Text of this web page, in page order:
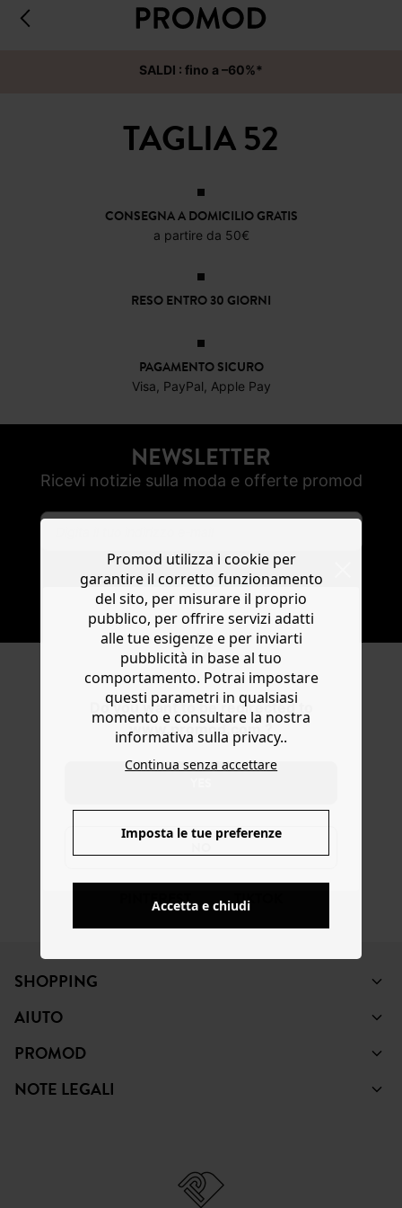
Do you want to be redirected to
www.promod.com ?
SALDI : fino a –60%*
TAGLIA 52
CONSEGNA A DOMICILIO GRATIS
a partire da 50€
RESO ENTRO 30 GIORNI
PAGAMENTO SICURO
Visa, PayPal, Apple Pay
NEWSLETTER
Ricevi notizie sulla moda e offerte promod
SOTTOSCRIVI
SEGUICI
FACEBOOK INSTAGRAM YOUTUBE
PINTEREST TIKTOK
SHOPPING
AIUTO
PROMOD
NOTE LEGALI
Promod utilizza i cookie per
garantire il corretto funzionamento
del sito, per misurare il proprio
pubblico, per offrire servizi adatti
alle tue esigenze e per inviarti
pubblicità in base al tuo
comportamento. Potrai impostare
questi parametri in qualsiasi
momento e consultare la nostra
informativa sulla privacy..
Continua senza accettare
Imposta le tue preferenze
Accetta e chiudi